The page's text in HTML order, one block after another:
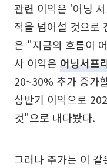
관련 이익은 ‘어닝
적을 넘어설 것으로
은 "지금의 흐름이
사 이익은 어닝서프
20~30% 추가 증가
상반기 이익으로
것"으로 내다봤다.
그러나 주가는 이